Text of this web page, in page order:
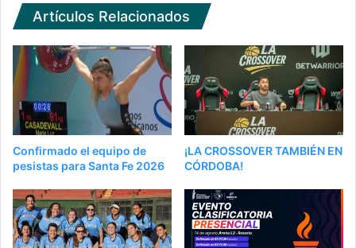
Artículos Relacionados
Confirmado el equipo de
pesistas para Santa Fe 2026
¡LA CROSSOVER TAMBIÉN EN
CÓRDOBA!